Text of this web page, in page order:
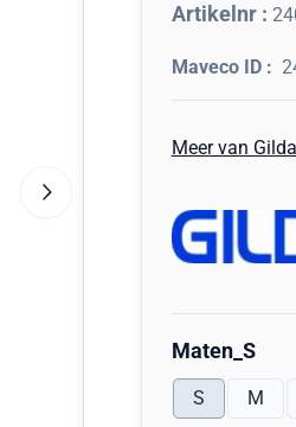
Artikelnr :
Maak een
Maten_S
S M
Meer van